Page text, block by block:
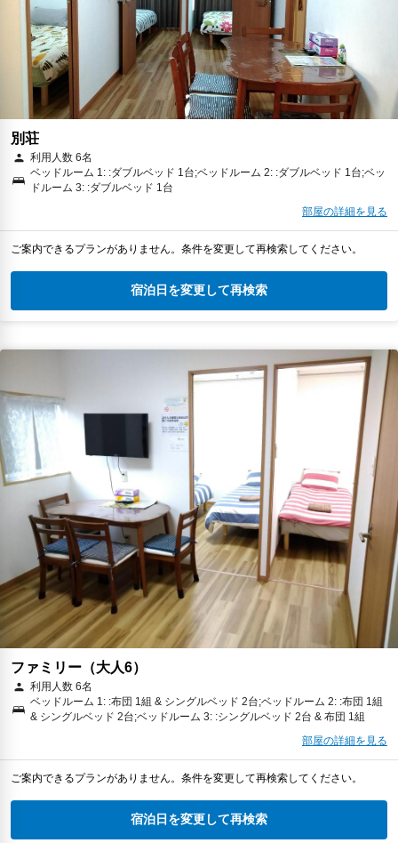
別荘
利用人数 6名
ベッドルーム 1: :ダブルベッド 1台;ベッドルーム 2: :ダブルベッド 1台;ベッ
ドルーム 3: :ダブルベッド 1台
部屋の詳細を見る
ご案内できるプランがありません。条件を変更して再検索してください。
宿泊日を変更して再検索
ファミリー（大人6）
利用人数 6名
ベッドルーム 1: :布団 1組 & シングルベッド 2台;ベッドルーム 2: :布団 1組
& シングルベッド 2台;ベッドルーム 3: :シングルベッド 2台 & 布団 1組
部屋の詳細を見る
ご案内できるプランがありません。条件を変更して再検索してください。
宿泊日を変更して再検索